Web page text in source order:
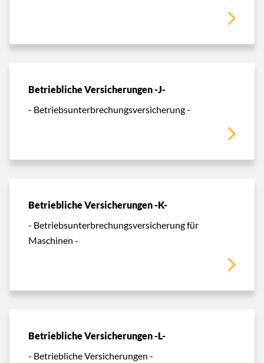
Betriebliche Versicherungen -J-
- Betriebsunterbrechungsversicherung -
Betriebliche Versicherungen -K-
- Betriebsunterbrechungsversicherung für
Maschinen -
Betriebliche Versicherungen -L-
- Betriebliche Versicherungen -